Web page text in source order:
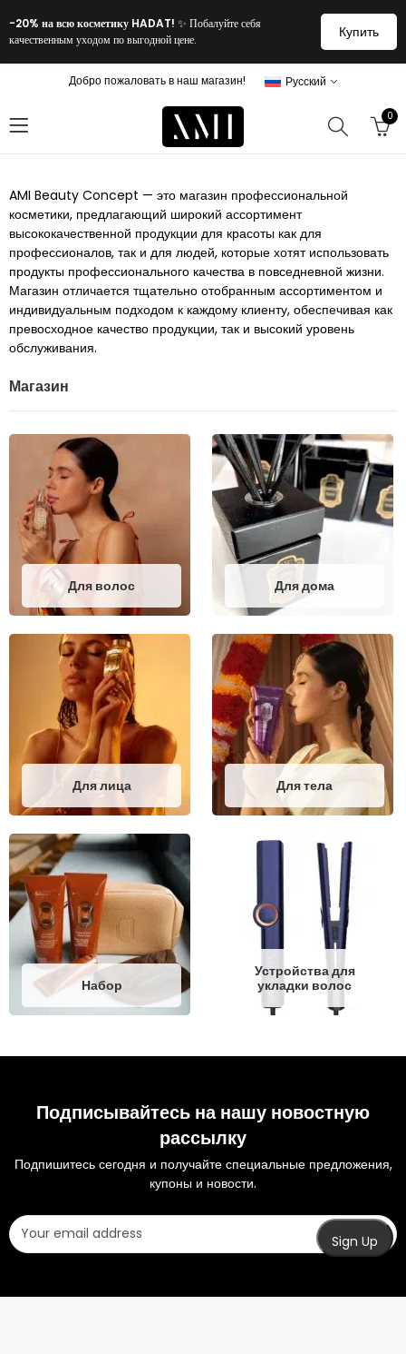
-20% на всю косметику HADAT! ✨ Побалуйте себя
качественным уходом по выгодной цене.
Купить
Добро пожаловать в наш магазин! Русский
0
AMI Beauty Concept — это магазин профессиональной
косметики, предлагающий широкий ассортимент
высококачественной продукции для красоты как для
профессионалов, так и для людей, которые хотят использовать
продукты профессионального качества в повседневной жизни.
Магазин отличается тщательно отобранным ассортиментом и
индивидуальным подходом к каждому клиенту, обеспечивая как
превосходное качество продукции, так и высокий уровень
обслуживания.
Магазин
Для волос Для дома
Для лица Для тела
Набор
Устройства для
укладки волос
Подписывайтесь на нашу новостную
рассылку
Подпишитесь сегодня и получайте специальные предложения,
купоны и новости.